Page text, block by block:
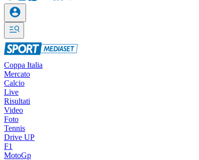
Coppa Italia
Mercato
Calcio
Live
Risultati
Video
Foto
Tennis
Drive UP
F1
MotoGp